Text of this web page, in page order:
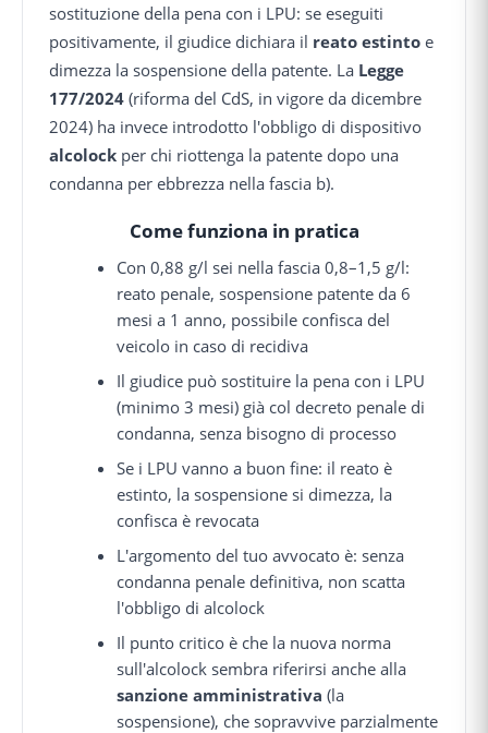
sostituzione della pena con i LPU: se eseguiti
positivamente, il giudice dichiara il reato estinto e
dimezza la sospensione della patente. La Legge
177/2024 (riforma del CdS, in vigore da dicembre
2024) ha invece introdotto l'obbligo di dispositivo
alcolock per chi riottenga la patente dopo una
condanna per ebbrezza nella fascia b).
Come funziona in pratica
Con 0,88 g/l sei nella fascia 0,8–1,5 g/l:
reato penale, sospensione patente da 6
mesi a 1 anno, possibile confisca del
veicolo in caso di recidiva
Il giudice può sostituire la pena con i LPU
(minimo 3 mesi) già col decreto penale di
condanna, senza bisogno di processo
Se i LPU vanno a buon fine: il reato è
estinto, la sospensione si dimezza, la
confisca è revocata
L'argomento del tuo avvocato è: senza
condanna penale definitiva, non scatta
l'obbligo di alcolock
Il punto critico è che la nuova norma
sull'alcolock sembra riferirsi anche alla
sanzione amministrativa (la
sospensione), che sopravvive parzialmente